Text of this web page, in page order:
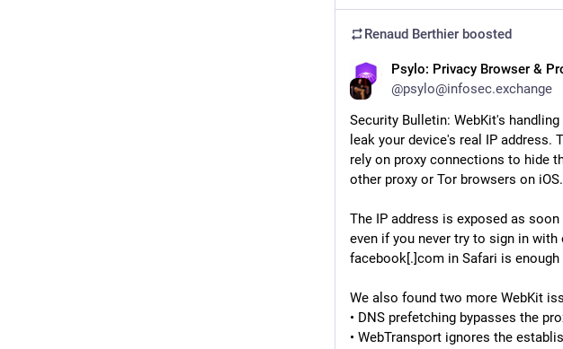
Renaud Berthier boosted
Psylo: Privacy Browser &
@psylo@infosec.exchange
Security Bulletin: WebKit's
leak your device's real IP
rely on proxy connections to hide
other proxy or Tor browsers on iOS.
The IP address is exposed as
even if you never try to sign in
facebook[.]com in Safari is
We also found two more WebKit
• DNS prefetching bypasses the
• WebTransport ignores the